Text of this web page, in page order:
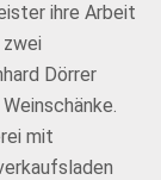
ihre Arbeit
Dörrer
mit